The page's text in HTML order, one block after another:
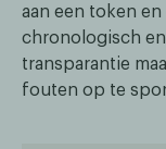
aan een token
chronologisch
transparantie
fouten op te